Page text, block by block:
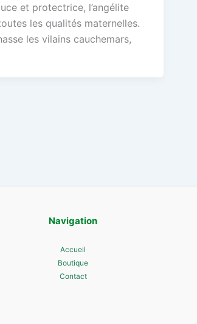
et protectrice, l’angélite
les qualités maternelles.
les vilains cauchemars,
Navigation
Accueil
Boutique
Contact